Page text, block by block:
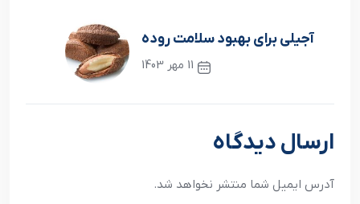
آجیلی برای بهبود سلامت روده
11 مهر 1403
ارسال دیدگاه
آدرس ایمیل شما منتشر نخواهد شد.